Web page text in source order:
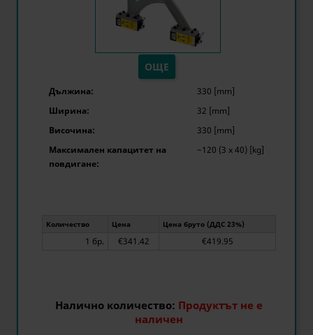
ОЩЕ
Дължина:
330 [mm]
Ширина:
32 [mm]
Височина:
330 [mm]
Максимален капацитет на
повдигане:
~120 (3 x 40) [kg]
Количество Цена Цена бруто (ДДС 23%)
1 бр. €341.42 €419.95
Налично количество: Продуктът не е
наличен